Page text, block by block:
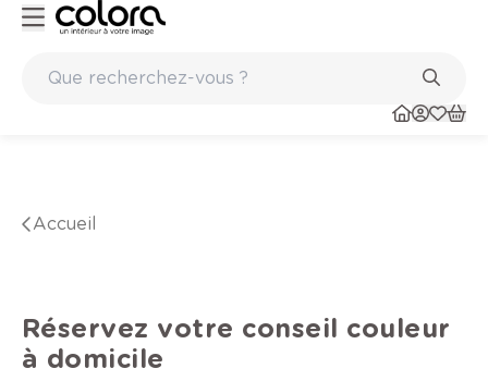
Accueil
Réservez votre conseil couleur
à domicile